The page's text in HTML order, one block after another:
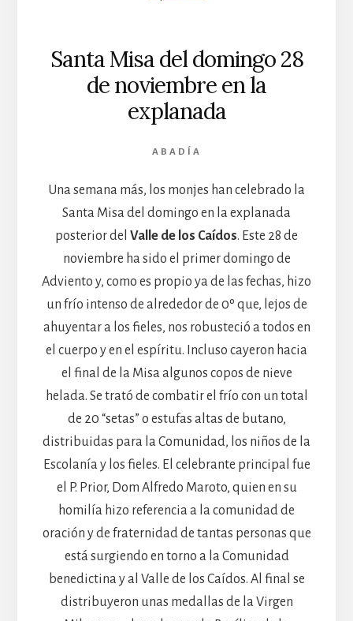
Santa Misa del domingo 28
de noviembre en la
explanada
ABADÍA
Una semana más, los monjes han celebrado la
Santa Misa del domingo en la explanada
posterior del Valle de los Caídos. Este 28 de
noviembre ha sido el primer domingo de
Adviento y, como es propio ya de las fechas, hizo
un frío intenso de alrededor de 0º que, lejos de
ahuyentar a los fieles, nos robusteció a todos en
el cuerpo y en el espíritu. Incluso cayeron hacia
el final de la Misa algunos copos de nieve
helada. Se trató de combatir el frío con un total
de 20 “setas” o estufas altas de butano,
distribuidas para la Comunidad, los niños de la
Escolanía y los fieles. El celebrante principal fue
el P. Prior, Dom Alfredo Maroto, quien en su
homilía hizo referencia a la comunidad de
oración y de fraternidad de tantas personas que
está surgiendo en torno a la Comunidad
benedictina y al Valle de los Caídos. Al final se
distribuyeron unas medallas de la Virgen